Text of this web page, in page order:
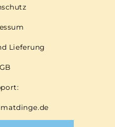
Lieferung